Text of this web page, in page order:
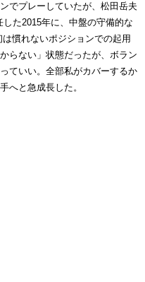
でプレーしていたが、松田岳夫
た2015年に、中盤の守備的な
慣れないポジションでの起用
らない」状態だったが、ボラン
ていい。全部私がカバーするか
へと急成長した。